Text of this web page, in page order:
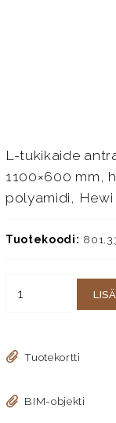
L-tukikaide
1100×600 mm,
polyamidi, Hewi
Tuotekoodi:
Tuotekortti
BIM-objekti